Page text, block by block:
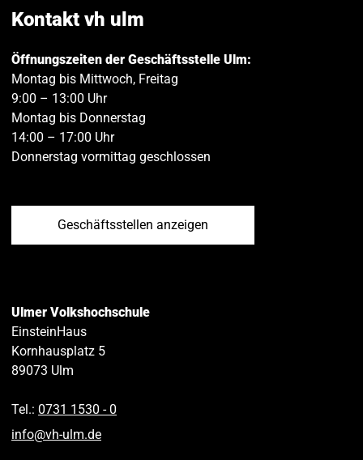
Kontakt vh ulm
Öffnungszeiten der Geschäftsstelle Ulm:
Montag bis Mittwoch, Freitag
9:00 – 13:00 Uhr
Montag bis Donnerstag
14:00 – 17:00 Uhr
Donnerstag vormittag geschlossen
Geschäftsstellen anzeigen
Ulmer Volkshochschule
EinsteinHaus
Kornhausplatz 5
89073 Ulm
Tel.: 0731 1530 ‑ 0
info@vh-ulm.de